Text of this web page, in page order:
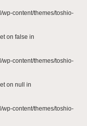
content/themes/toshio-
on false in
content/themes/toshio-
on null in
content/themes/toshio-